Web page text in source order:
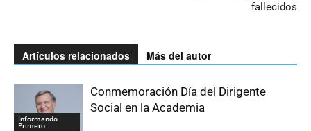
fallecidos
Artículos relacionados Más del autor
Informando
Primero
Conmemoración Día del Dirigente
Social en la Academia